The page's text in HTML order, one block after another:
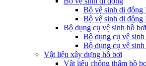
Bộ vệ sinh di động
Bộ vệ sinh di động
Bộ dụng cụ vệ sinh hồ bơi
Bộ dụng cụ vệ sinh
Bộ dụng cụ vệ
Vật liệu xây dựng hồ bơi
Vật liệu chống thấm hồ